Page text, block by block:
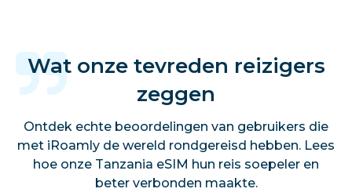
Wat onze tevreden reizigers
zeggen
Ontdek echte beoordelingen van gebruikers die
met iRoamly de wereld rondgereisd hebben. Lees
hoe onze Tanzania eSIM hun reis soepeler en
beter verbonden maakte.